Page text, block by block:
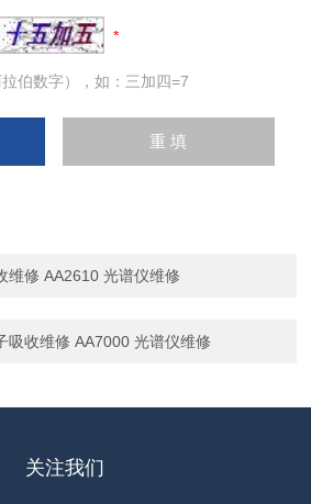
伯数字），如：三加四=7
维修 AA2610 光谱仪维修
吸收维修 AA7000 光谱仪维修
关注我们